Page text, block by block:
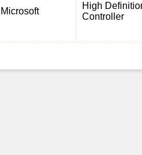
Microsoft
High
Controller